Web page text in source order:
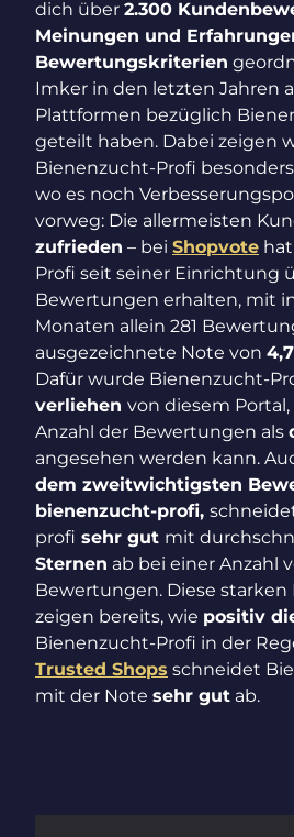
dich über 2.300
Meinungen und
Bewertungskriterien
Imker in den letzten Jahren
Plattformen bezüglich
geteilt haben. Dabei zeigen
Bienenzucht-Profi
wo es noch
vorweg: Die allermeisten
zufrieden – bei Shopvote
Profi seit seiner Einrichtung
Bewertungen erhalten, mit
Monaten allein 281
ausgezeichnete Note von
Dafür wurde Bienenzucht-
verliehen von diesem
Anzahl der Bewertungen als
angesehen werden kann.
dem zweitwichtigsten
bienenzucht-profi,
profi sehr gut mit
Sternen ab bei einer Anzahl
Bewertungen. Diese
zeigen bereits, wie positiv
Bienenzucht-Profi in der
Trusted Shops schneidet
mit der Note sehr gut ab.